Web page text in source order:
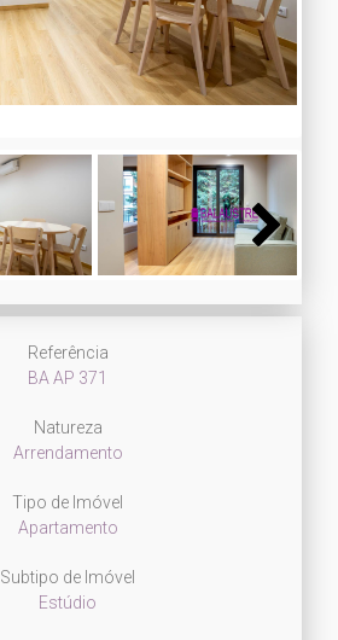
Next
Next
Referência
BA AP 371
Natureza
Arrendamento
Tipo de Imóvel
Apartamento
Subtipo de Imóvel
Estúdio